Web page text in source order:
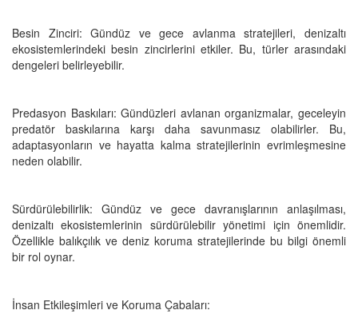
Besin Zinciri: Gündüz ve gece avlanma stratejileri, denizaltı
ekosistemlerindeki besin zincirlerini etkiler. Bu, türler arasındaki
dengeleri belirleyebilir.
Predasyon Baskıları: Gündüzleri avlanan organizmalar, geceleyin
predatör baskılarına karşı daha savunmasız olabilirler. Bu,
adaptasyonların ve hayatta kalma stratejilerinin evrimleşmesine
neden olabilir.
Sürdürülebilirlik: Gündüz ve gece davranışlarının anlaşılması,
denizaltı ekosistemlerinin sürdürülebilir yönetimi için önemlidir.
Özellikle balıkçılık ve deniz koruma stratejilerinde bu bilgi önemli
bir rol oynar.
İnsan Etkileşimleri ve Koruma Çabaları: